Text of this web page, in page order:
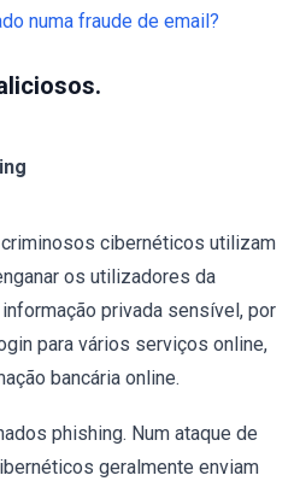
numa fraude de email?
cibernéticos utilizam
os utilizadores da
privada sensível, por
para vários serviços online,
bancária online.
phishing. Num ataque de
geralmente enviam